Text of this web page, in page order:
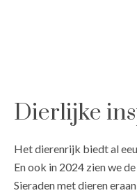
Dierlijke
Het dierenrijk biedt al
En ook in 2024 zien we
Sieraden met dieren